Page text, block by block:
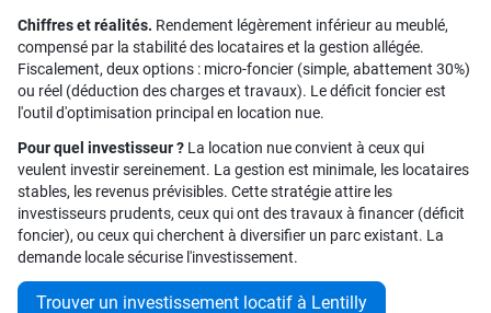
Chiffres et réalités. Rendement légèrement inférieur au meublé,
compensé par la stabilité des locataires et la gestion allégée.
Fiscalement, deux options : micro-foncier (simple, abattement 30%)
ou réel (déduction des charges et travaux). Le déficit foncier est
l'outil d'optimisation principal en location nue.
Pour quel investisseur ? La location nue convient à ceux qui
veulent investir sereinement. La gestion est minimale, les locataires
stables, les revenus prévisibles. Cette stratégie attire les
investisseurs prudents, ceux qui ont des travaux à financer (déficit
foncier), ou ceux qui cherchent à diversifier un parc existant. La
demande locale sécurise l'investissement.
Trouver un investissement locatif à Lentilly